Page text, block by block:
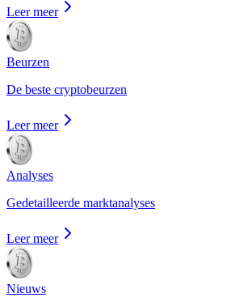
Leer meer
Beurzen
De beste cryptobeurzen
Leer meer
Analyses
Gedetailleerde marktanalyses
Leer meer
Nieuws